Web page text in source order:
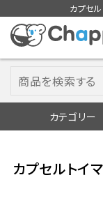
カプセ
カテゴリー
入荷ス
カプセルトイ